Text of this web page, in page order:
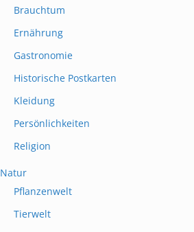
Brauchtum
Ernährung
Gastronomie
Historische Postkarten
Kleidung
Persönlichkeiten
Religion
Natur
Pflanzenwelt
Tierwelt